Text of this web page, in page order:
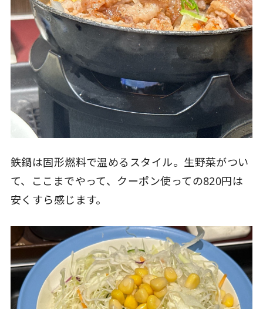
鉄鍋は固形燃料で温めるスタイル。生野菜がつい
て、ここまでやって、クーポン使っての820円は
安くすら感じます。